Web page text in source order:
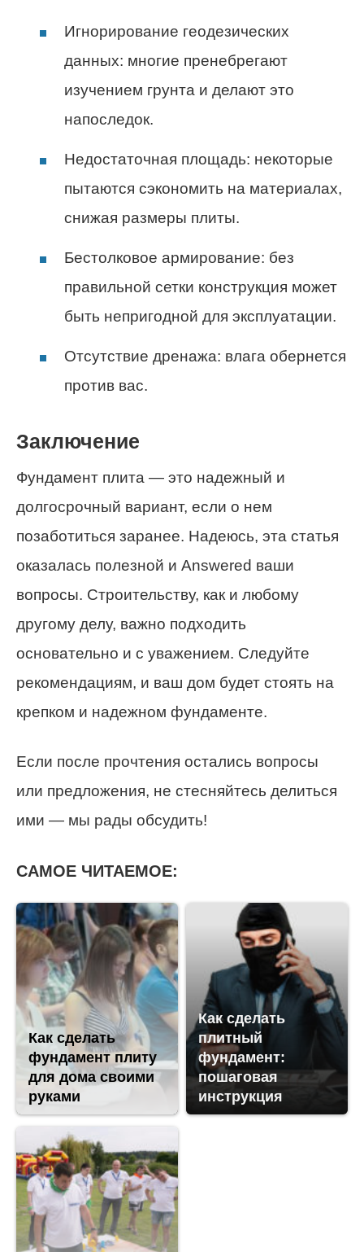
Игнорирование геодезических
данных: многие пренебрегают
изучением грунта и делают это
напоследок.
Недостаточная площадь: некоторые
пытаются сэкономить на материалах,
снижая размеры плиты.
Бестолковое армирование: без
правильной сетки конструкция может
быть непригодной для эксплуатации.
Отсутствие дренажа: влага обернется
против вас.
Заключение
Фундамент плита — это надежный и
долгосрочный вариант, если о нем
позаботиться заранее. Надеюсь, эта статья
оказалась полезной и Answered ваши
вопросы. Строительству, как и любому
другому делу, важно подходить
основательно и с уважением. Следуйте
рекомендациям, и ваш дом будет стоять на
крепком и надежном фундаменте.
Если после прочтения остались вопросы
или предложения, не стесняйтесь делиться
ими — мы рады обсудить!
САМОЕ ЧИТАЕМОЕ:
Как сделать
фундамент плиту
для дома своими
руками
Как сделать
плитный
фундамент:
пошаговая
инструкция